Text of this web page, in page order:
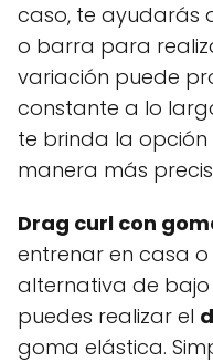
caso, te ayudarás
o barra para
variación puede
constante a lo
te brinda la
manera más
Drag curl con
entrenar en casa
alternativa de
puedes realizar el
goma elástica.